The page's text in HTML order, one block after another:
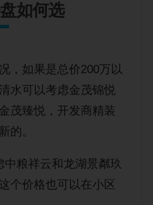
如何选
，如果是总价200万以
水可以考虑金茂锦悦
茂臻悦，开发商精装
的。
中粮祥云和龙湖景粼玖
个价格也可以在小区